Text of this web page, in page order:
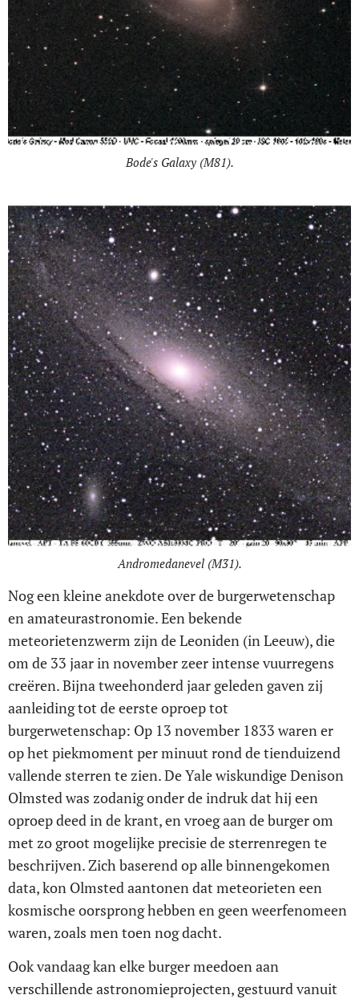
Bode's Galaxy (M81).
Andromedanevel (M31).
Nog een kleine anekdote over de burgerwetenschap
en amateurastronomie. Een bekende
meteorietenzwerm zijn de Leoniden (in Leeuw), die
om de 33 jaar in november zeer intense vuurregens
creëren. Bijna tweehonderd jaar geleden gaven zij
aanleiding tot de eerste oproep tot
burgerwetenschap: Op 13 november 1833 waren er
op het piekmoment per minuut rond de tienduizend
vallende sterren te zien. De Yale wiskundige Denison
Olmsted was zodanig onder de indruk dat hij een
oproep deed in de krant, en vroeg aan de burger om
met zo groot mogelijke precisie de sterrenregen te
beschrijven. Zich baserend op alle binnengekomen
data, kon Olmsted aantonen dat meteorieten een
kosmische oorsprong hebben en geen weerfenomeen
waren, zoals men toen nog dacht.
Ook vandaag kan elke burger meedoen aan
verschillende astronomieprojecten, gestuurd vanuit